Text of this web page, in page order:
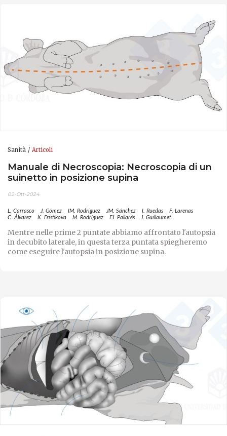
Sanità Articoli
Manuale di Necroscopia: Necroscopia di un
suinetto in posizione supina
02-Ott-2024
L. Carrasco J. Gómez IM. Rodríguez JM. Sánchez I. Ruedas
F. Larenas
C. Álvarez
K. Fristikova M. Rodríguez FJ. Pallarés J. Guillaumet
Mentre nelle prime 2 puntate abbiamo affrontato l'autopsia
in decubito laterale, in questa terza puntata spiegheremo
come eseguire l'autopsia in posizione supina.